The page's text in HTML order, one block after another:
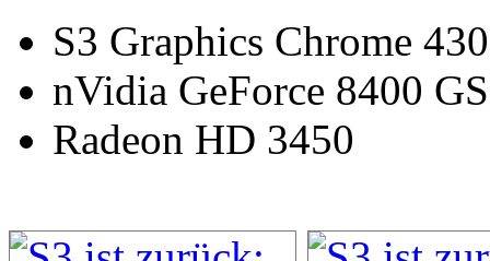
S3 Graphics Chrome
nVidia GeForce 8400 GS
Radeon HD 3450